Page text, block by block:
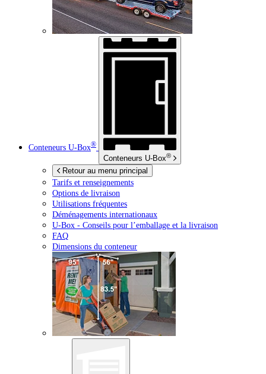
Conteneurs U-Box®
Conteneurs U-Box®
Retour au menu principal
Tarifs et renseignements
Options de livraison
Utilisations fréquentes
Déménagements internationaux
U-Box - Conseils pour l’emballage et la livraison
FAQ
Dimensions du conteneur